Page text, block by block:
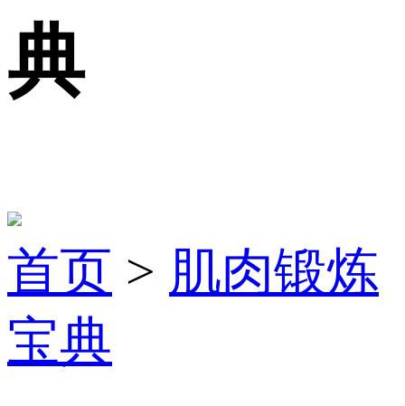
典
首页 > 肌肉锻炼
宝典